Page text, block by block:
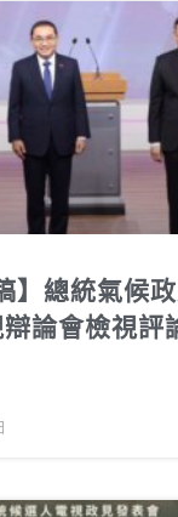
】總統氣候
論會檢視評